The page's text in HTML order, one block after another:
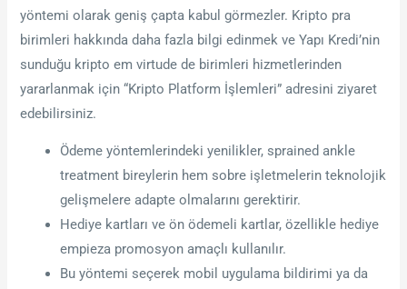
yöntemi olarak geniş çapta kabul görmezler. Kripto pra
birimleri hakkında daha fazla bilgi edinmek ve Yapı Kredi’nin
sunduğu kripto em virtude de birimleri hizmetlerinden
yararlanmak için “Kripto Platform İşlemleri” adresini ziyaret
edebilirsiniz.
Ödeme yöntemlerindeki yenilikler, sprained ankle
treatment bireylerin hem sobre işletmelerin teknolojik
gelişmelere adapte olmalarını gerektirir.
Hediye kartları ve ön ödemeli kartlar, özellikle hediye
empieza promosyon amaçlı kullanılır.
Bu yöntemi seçerek mobil uygulama bildirimi ya da